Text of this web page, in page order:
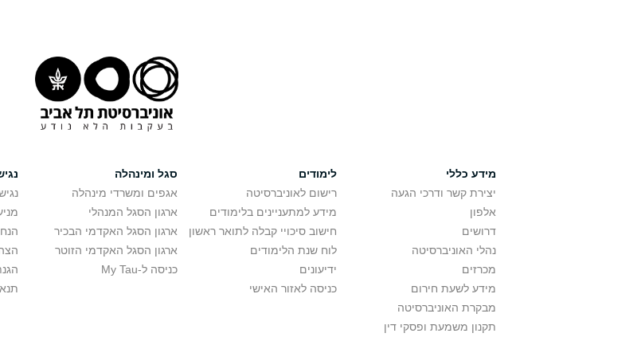
מידע כללי
יצירת קשר ודרכי הגעה
אלפון
דרושים
נהלי האוניברסיטה
מכרזים
מידע לשעת חירום
מבקרת האוניברסיטה
תקנון משמעת ופסקי דין
לימודים
רישום לאוניברסיטה
מידע למתעניינים בלימודים
חישוב סיכויי קבלה לתואר ראשון
לוח שנת הלימודים
ידיעונים
כניסה לאזור האישי
סגל ומינהלה
אגפים ומשרדי מינהלה
ארגון הסגל המנהלי
ארגון הסגל האקדמי הבכיר
ארגון הסגל האקדמי הזוטר
כניסה ל-My Tau